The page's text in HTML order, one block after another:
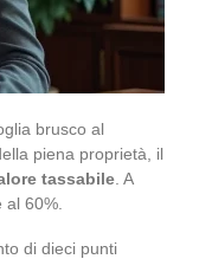
brusco al
piena proprietà, il
tassabile . A
60%.
di dieci punti